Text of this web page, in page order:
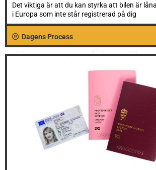
Det viktiga är att du kan styrka att bilen är
i Europa som inte står registrerad på dig
Dagens Process